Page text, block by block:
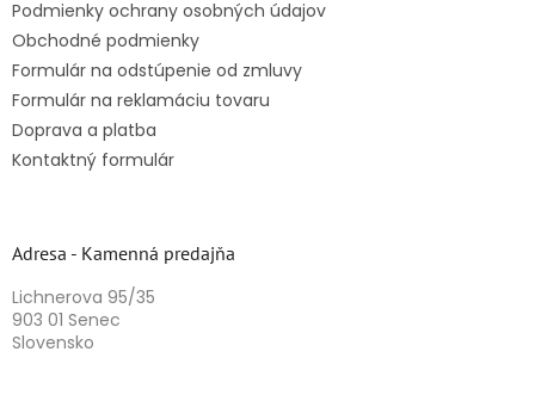
Podmienky ochrany osobných údajov
Obchodné podmienky
Formulár na odstúpenie od zmluvy
Formulár na reklamáciu tovaru
Doprava a platba
Kontaktný formulár
Adresa - Kamenná predajňa
Lichnerova 95/35
903 01 Senec
Slovensko